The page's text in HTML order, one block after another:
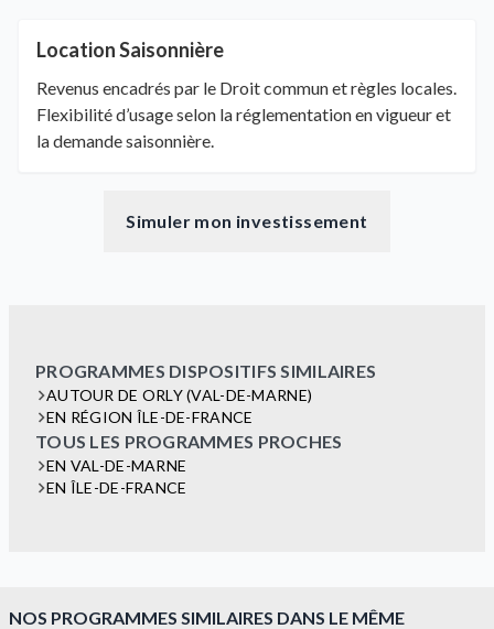
Location Saisonnière
Revenus encadrés par le Droit commun et règles locales.
Flexibilité d’usage selon la réglementation en vigueur et
la demande saisonnière.
Simuler mon investissement
PROGRAMMES DISPOSITIFS SIMILAIRES
AUTOUR DE ORLY (VAL-DE-MARNE)
EN RÉGION ÎLE-DE-FRANCE
TOUS LES PROGRAMMES PROCHES
EN VAL-DE-MARNE
EN ÎLE-DE-FRANCE
NOS PROGRAMMES SIMILAIRES DANS LE MÊME